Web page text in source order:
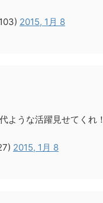
2015, 1月 8
ような活躍見せてくれ！
2015, 1月 8